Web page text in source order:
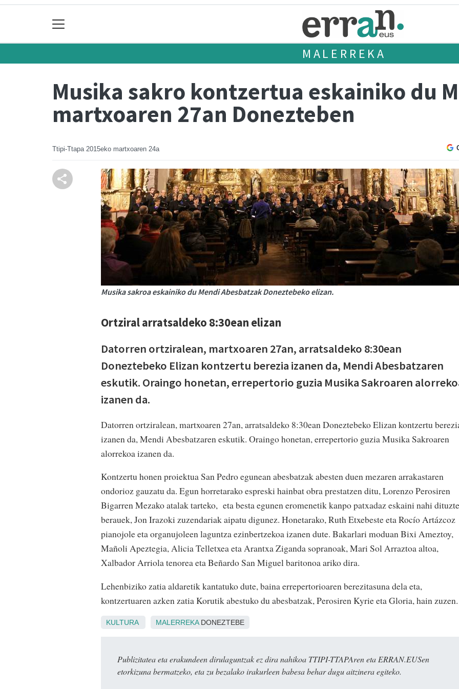
MALERREKA
Musika sakro kontzertua eskainiko du
martxoaren 27an Donezteben
Ttipi-Ttapa 2015eko martxoaren 24a
Musika sakroa eskainiko du Mendi Abesbatzak Doneztebeko elizan.
Ortziral arratsaldeko 8:30ean elizan
Datorren ortziralean, martxoaren 27an, arratsaldeko 8:30ean
Doneztebeko Elizan kontzertu berezia izanen da, Mendi Abesbatzaren
eskutik. Oraingo honetan, errepertorio guzia Musika Sakroaren
izanen da.
Datorren ortziralean, martxoaren 27an, arratsaldeko 8:30ean Doneztebeko Elizan kontzertu
izanen da, Mendi Abesbatzaren eskutik. Oraingo honetan, errepertorio guzia Musika Sakroaren
alorrekoa izanen da.
Kontzertu honen proiektua San Pedro egunean abesbatzak abesten duen mezaren arrakastaren
ondorioz gauzatu da. Egun horretarako espreski hainbat obra prestatzen ditu, Lorenzo Perosiren
Bigarren Mezako atalak tarteko, eta besta egunen eromenetik kanpo patxadaz eskaini nahi dituzte
berauek, Jon Irazoki zuzendariak aipatu digunez. Honetarako, Ruth Etxebeste eta Rocío Artázcoz
pianojole eta organujoleen laguntza ezinbertzekoa izanen dute. Bakarlari moduan Bixi Ameztoy,
Mañoli Apeztegia, Alicia Telletxea eta Arantxa Ziganda sopranoak, Mari Sol Arraztoa altoa,
Xalbador Arriola tenorea eta Beñardo San Miguel baritonoa ariko dira.
Lehenbiziko zatia aldaretik kantatuko dute, baina errepertorioaren berezitasuna dela eta,
kontzertuaren azken zatia Korutik abestuko du abesbatzak, Perosiren Kyrie eta Gloria, hain zuzen.
KULTURA MALERREKADONEZTEBE
Publizitatea eta erakundeen dirulaguntzak ez dira nahikoa TTIPI-TTAPAren eta ERRAN.EUSen
etorkizuna bermatzeko, eta zu bezalako irakurleen babesa behar dugu aitzinera egiteko.